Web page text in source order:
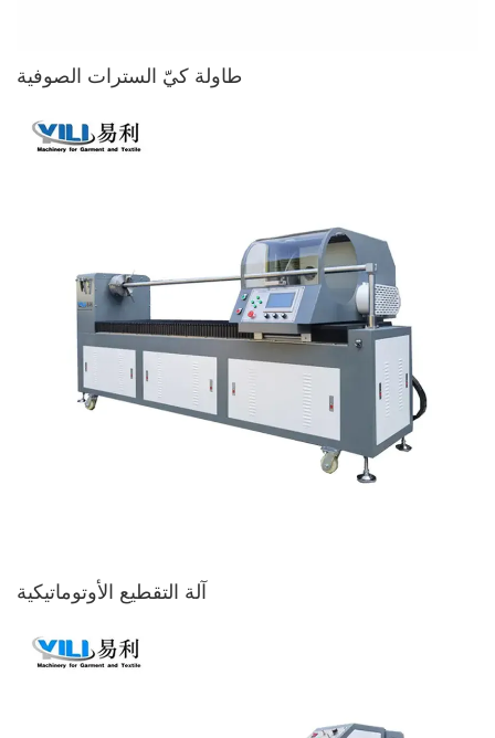
طاولة كيّ السترات الصوفية
آلة التقطيع الأوتوماتيكية